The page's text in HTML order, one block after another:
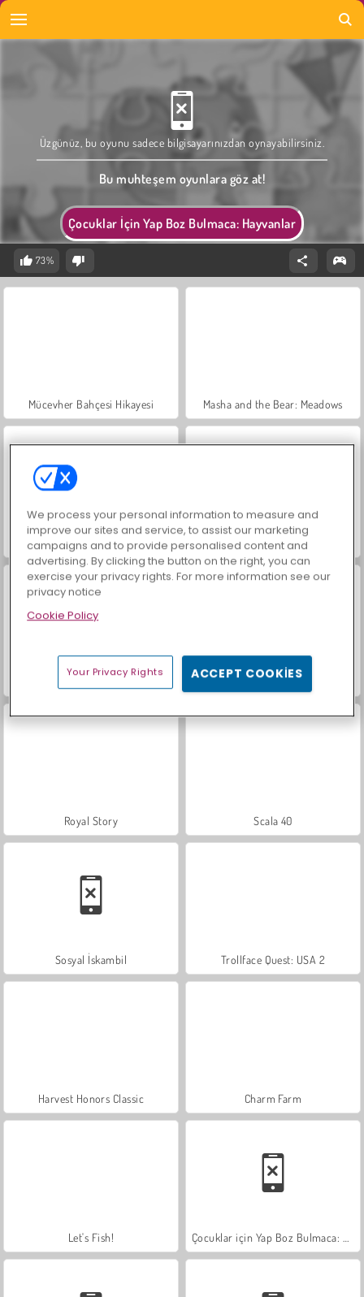
Çocuklar İçin Yap Boz Bulmaca: Hayvanlar
Üzgünüz, bu oyunu sadece bilgisayarınızdan oynayabilirsiniz.
Bu muhteşem oyunlara göz at!
73%
Mücevher Bahçesi Hikayesi Masha and the Bear: Meadows
Farm Merge Valley İçecekleri Eşle
Büyük Mahjong Eşleme Moda Prensesleri
Royal Story Scala 40
Sosyal İskambil Trollface Quest: USA 2
Harvest Honors Classic Charm Farm
Let's Fish!
We process your personal information to measure and
improve our sites and service, to assist our marketing
campaigns and to provide personalised content and
advertising. By clicking the button on the right, you can
exercise your privacy rights. For more information see our
privacy notice
Cookie Policy
Your Privacy Rights ACCEPT COOKIES